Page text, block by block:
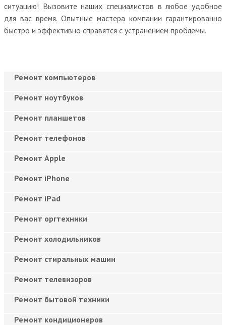
ситуацию! Вызовите наших специалистов в любое удобное
для вас время. Опытные мастера компании гарантированно
быстро и эффективно справятся с устранением проблемы.
Ремонт компьютеров
Ремонт ноутбуков
Ремонт планшетов
Ремонт телефонов
Ремонт Apple
Ремонт iPhone
Ремонт iPad
Ремонт оргтехники
Ремонт холодильников
Ремонт стиральных машин
Ремонт телевизоров
Ремонт бытовой техники
Ремонт кондиционеров